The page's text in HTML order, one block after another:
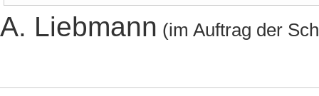
A. Liebmann (im Auftrag der